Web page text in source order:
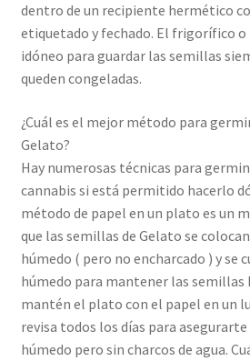
dentro de un recipiente hermético
etiquetado y fechado. El frigorífico o
idóneo para guardar las semillas
queden congeladas.
¿Cuál es el mejor método para
Gelato?
Hay numerosas técnicas para
cannabis si está permitido hacerlo
método de papel en un plato es un
que las semillas de Gelato se
húmedo ( pero no encharcado ) y se
húmedo para mantener las semillas
mantén el plato con el papel en un
revisa todos los días para asegurarte
húmedo pero sin charcos de agua.